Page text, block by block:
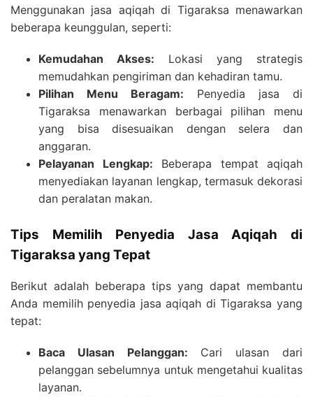
Menggunakan jasa aqiqah di Tigaraksa menawarkan
beberapa keunggulan, seperti:
Kemudahan Akses: Lokasi yang strategis
memudahkan pengiriman dan kehadiran tamu.
Pilihan Menu Beragam: Penyedia jasa di
Tigaraksa menawarkan berbagai pilihan menu
yang bisa disesuaikan dengan selera dan
anggaran.
Pelayanan Lengkap: Beberapa tempat aqiqah
menyediakan layanan lengkap, termasuk dekorasi
dan peralatan makan.
Tips Memilih Penyedia Jasa Aqiqah di
Tigaraksa yang Tepat
Berikut adalah beberapa tips yang dapat membantu
Anda memilih penyedia jasa aqiqah di Tigaraksa yang
tepat:
Baca Ulasan Pelanggan: Cari ulasan dari
pelanggan sebelumnya untuk mengetahui kualitas
layanan.